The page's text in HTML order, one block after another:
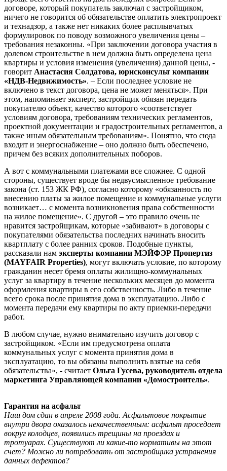
договоре, который покупатель заключал с застройщиком,
ничего не говорится об обязательстве оплатить электропроект
и технадзор, а также нет никаких более расплывчатых
формулировок по поводу возможного увеличения цены –
требования незаконны. «При заключении договора участия в
долевом строительстве в нем должна быть определена цена
квартиры и условия изменения (увеличения) данной цены, -
говорит Анастасия Солдатова, юрисконсульт компании
«НДВ-Недвижимость». – Если последнее условие не
включено в текст договора, цена не может меняться». При
этом, напоминает эксперт, застройщик обязан передать
покупателю объект, качество которого «соответствует
условиям договора, требованиям технических регламентов,
проектной документации и градостроительных регламентов, а
также иным обязательным требованиям». Понятно, что сюда
входит и энергоснабжение – оно должно быть обеспечено,
причем без всяких дополнительных поборов.
А вот с коммунальными платежами все сложнее. С одной
стороны, существует вроде бы недвусмысленное требование
закона (ст. 153 ЖК РФ), согласно которому «обязанность по
внесению платы за жилое помещение и коммунальные услуги
возникает… с момента возникновения права собственности
на жилое помещение». С другой – это правило очень не
нравится застройщикам, которые «забивают» в договоры с
покупателями обязательства последних начинать вносить
квартплату с более ранних сроков. Подобные пункты,
рассказали нам эксперты компании МЭЙФЭР Пропертиз
(MAYFAIR Properties), могут включать условие, по которому
гражданин несет бремя оплаты жилищно-коммунальных
услуг за квартиру в течение нескольких месяцев до момента
оформления квартиры в его собственность. Либо в течение
всего срока после принятия дома в эксплуатацию. Либо с
момента передачи ему квартиры по акту приемки-передачи
работ.
В любом случае, нужно внимательно изучить договор с
застройщиком. «Если им предусмотрена оплата
коммунальных услуг с момента принятия дома в
эксплуатацию, то вы обязаны выполнить взятые на себя
обязательства», - считает Ольга Гусева, руководитель отдела
маркетинга Управляющей компании «Домостроитель».
Гарантия на асфальт
Наш дом сдан в апреле 2008 года. Асфальтовое покрытие
внутри двора оказалось некачественным: асфальт проседает
вокруг колодцев, появились трещины на проездах и
тротуарах. Существуют ли какие-то нормативы на этот
счет? Можно ли потребовать от застройщика устранения
данных дефектов?